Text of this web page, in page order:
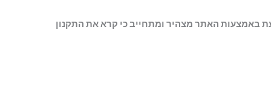
באמצעות האתר מצהיר ומתחייב כי קרא את התקנון